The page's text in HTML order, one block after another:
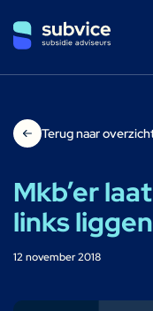
Terug naar
Mkb’er
links liggen
12 november 2018